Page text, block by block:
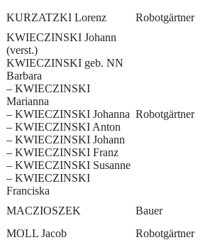
KURZATZKI Lorenz Robotgärtner
KWIECZINSKI Johann
(verst.)
KWIECZINSKI geb. NN
Barbara
– KWIECZINSKI
Marianna
– KWIECZINSKI Johanna
– KWIECZINSKI Anton
– KWIECZINSKI Johann
– KWIECZINSKI Franz
– KWIECZINSKI Susanne
– KWIECZINSKI
Franciska
Robotgärtner
MACZIOSZEK Bauer
MOLL Jacob
Robotgärtner